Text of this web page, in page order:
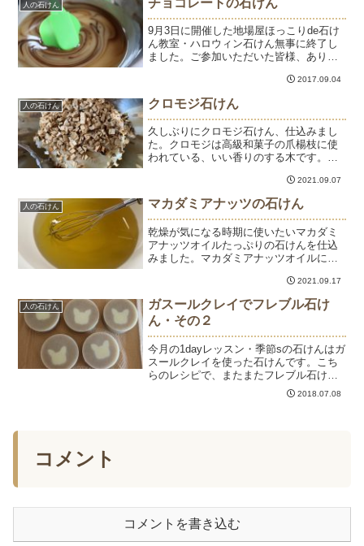
ーム核油とパーム油で温浸...
人の石けん チョコレートの石けん
9月3日に開催した地場屋ほっこりde石け
ん教室・ハロウィン石けん無事に終了し
ました。ご参加いただいた皆様、ありが
けなかった方もあり、申し訳ございませ
んでした。明日、型から外して1日乾燥。
明後日、カットです...
2017.09.04
人の石けん クロモジ石けん
久しぶりにクロモジ石けん、仕込みまし
た。クロモジは高級和菓子の爪楊枝に使
われている、いい香りのする木です。石
クロモジオイルの時はいい香りがするけ
れど石けんになった時にはほとんど香り
ません。残念。クロモジは...
2021.09.07
人の石けん マカダミアナッツの石けん
乾燥が気になる時期に使いたいマカダミ
アナッツオイルたっぷりの石けんを仕込
みました。マカダミアナッツオイルには
す。パルミトレイン酸は皮膚にも含まれ
ている脂肪酸で、皮膚組織の再生を高め
る働きがあります。いわゆる...
2021.09.17
人の石けん
ガスールクレイでフレブル石け
ん・その２
今月の1dayレッスン・季節sの石けんはガ
スールクレイを使った石けんです。こち
らのレシピで、またまたフレブル石けん
作りました。（もうほとんど個人的な楽
しみ♡）計算通りに、フレブル柄がきれ
2018.07.08
コメント
コメントを書き込む